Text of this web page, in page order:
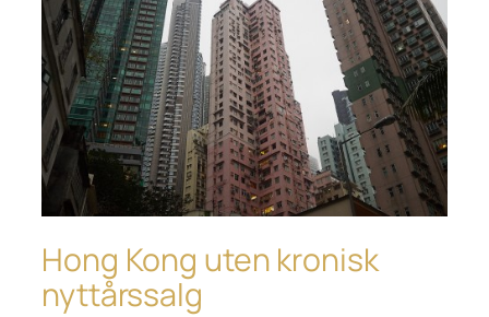
Hong Kong uten kronisk
nyttårssalg